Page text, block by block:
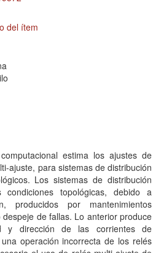
del ítem
estima los ajustes de
ajuste, para sistemas de distribución
Los sistemas de distribución
topológicas, debido a
producidos por mantenimientos
de fallas. Lo anterior produce
y dirección de las corrientes de
operación incorrecta de los relés